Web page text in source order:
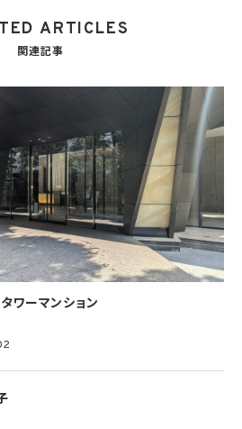
）に対し個人情報（(i)当社サービスにおける顧客に関
KW加盟店の業務に従事する個人を意味します。また、
行われる物件に関する情報について、当社、KWライ
して事業を行う事業者のポータルサイト、ウェブ広
公開するため
役職員の個人情報について）、並びに人材採用活動
者の個人情報について）
KW加盟店の役職員に関する情報に関して、当該
営するウェブサイト（当社又はKWライセンサーか
れるウェブサイトを含み、当該ウェブサイトが一般
）上に掲載するため
の手続対応のため（株主、新株予約権者等の個人情
れた不動産に関する取引の実績について、個人を識
タを作成するため
る目的のため
析した情報を用いたシステムの改善及び開発並びに
異議を述べた場合には、当社はただちにその旨を当
ARTICLES
関連記事
ワーマンション